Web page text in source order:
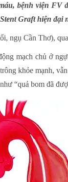
bệnh viện FV
Graft hiện đại
ngụ Cần Thơ),
mạch chủ ở
khỏe mạnh,
“quả bom đã